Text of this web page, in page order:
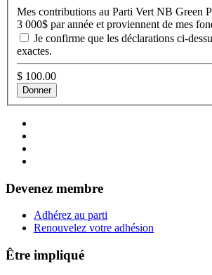
Mes contributions au Parti Vert NB Green
3 000$ par année et proviennent de mes
Je confirme que les déclarations ci-
exactes.
$ 100.00
Devenez membre
Adhérez au parti
Renouvelez votre adhésion
Être impliqué